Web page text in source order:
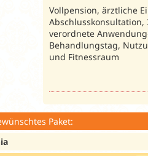
Vollpension, ärztliche
Abschlusskonsultation,
verordnete
Behandlungstag,
und Fitnessraum
Paket: